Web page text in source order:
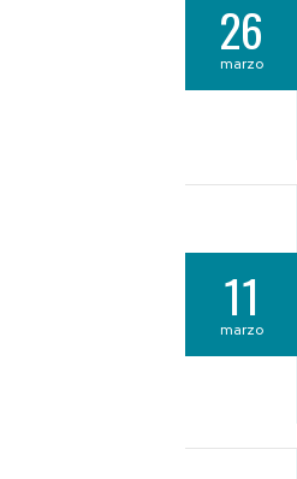
26
marzo
11
marzo